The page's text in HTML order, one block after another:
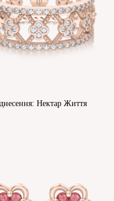
Нектар Життя